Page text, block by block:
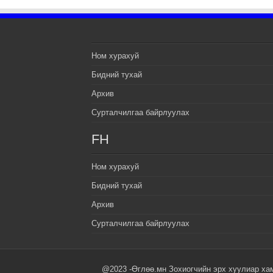
Ном хурахуй
Бидний тухай
Архив
Сурталчилгаа байрлуулах
FH
Ном хурахуй
Бидний тухай
Архив
Сурталчилгаа байрлуулах
@2023 -Өглөө.мн Зохиогчийн эрх хуулиар